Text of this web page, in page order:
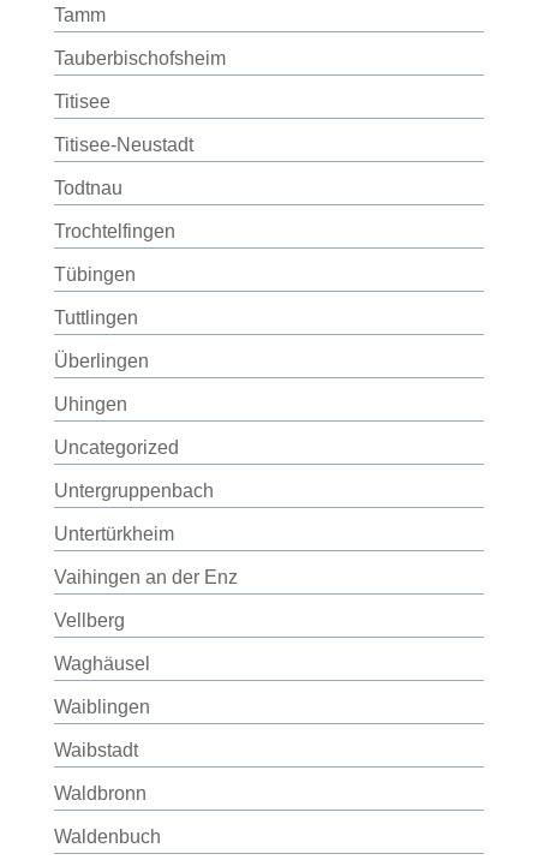
Tamm
Tauberbischofsheim
Titisee
Titisee-Neustadt
Todtnau
Trochtelfingen
Tübingen
Tuttlingen
Überlingen
Uhingen
Uncategorized
Untergruppenbach
Untertürkheim
Vaihingen an der Enz
Vellberg
Waghäusel
Waiblingen
Waibstadt
Waldbronn
Waldenbuch